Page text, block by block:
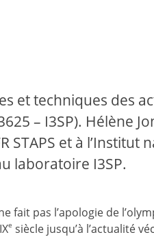
et techniques des
– I3SP). Hélène
et à l’Institut
laboratoire I3SP.
fait pas l’apologie de
e siècle jusqu’à l’actualité